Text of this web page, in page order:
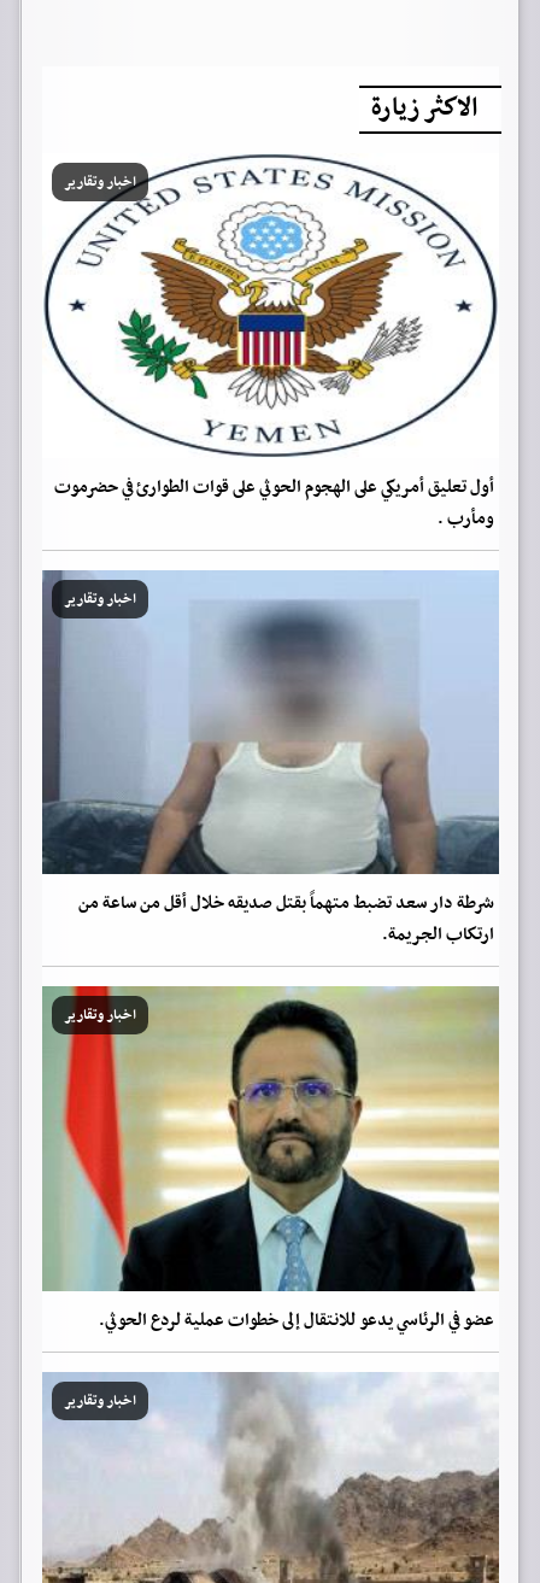
الاكثر زيارة
اخبار وتقارير
أول تعليق أمريكي على الهجوم الحوثي على قوات الطوارئ في حضرموت
ومأرب .
اخبار وتقارير
شرطة دار سعد تضبط متهماً بقتل صديقه خلال أقل من ساعة من
ارتكاب الجريمة.
اخبار وتقارير
عضو في الرئاسي يدعو للانتقال إلى خطوات عملية لردع الحوثي.
اخبار وتقارير